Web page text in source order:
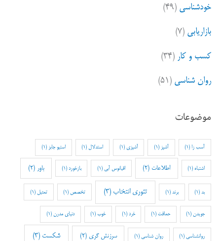
خودشناسی (۴۹)
بازاریابی (۷)
کسب و کار (۳۴)
روان شناسی (۵۱)
موضوعات
آسب زا (1) آشپز (1) آشپزی (1) استدلال (1) استیو جابز (1)
اشتباه (1) اطلاعات (2) اقیانوس آبی (1) بازخورد (1) باور (2)
بد(1) برند (1) تئوری انتخاب (3) تخصص (1) تمثیل (1)
جویدن (1) حماقت (1) خرد (1) خوب(1) دنیای مدرن (1)
روانشناسی (1) روان شناسی (1) سرزنش گری (2) شکست (3)